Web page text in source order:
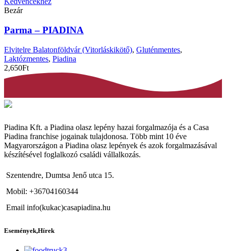
Bezár
Parma – PIADINA
Elvitelre Balatonföldvár (Vitorláskikötő), Gluténmentes,
Laktózmentes, Piadina
2,650Ft
Piadina Kft. a Piadina olasz lepény hazai forgalmazója és a Casa
Piadina franchise jogainak tulajdonosa. Több mint 10 éve
Magyarországon a Piadina olasz lepények és azok forgalmazásával
készítésével foglalkozó családi vállalkozás.
Szentendre, Dumtsa Jenő utca 15.
Mobil: +36704160344
Email info(kukac)casapiadina.hu
Események,Hírek